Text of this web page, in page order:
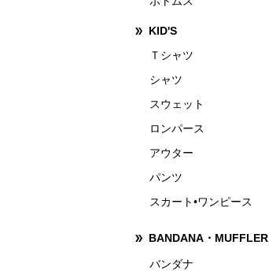
KID'S
Ｔシャツ
シャツ
スウェット
ロンパース
アウター
パンツ
スカート•ワンピース
BANDANA・MUFFLER
バンダナ